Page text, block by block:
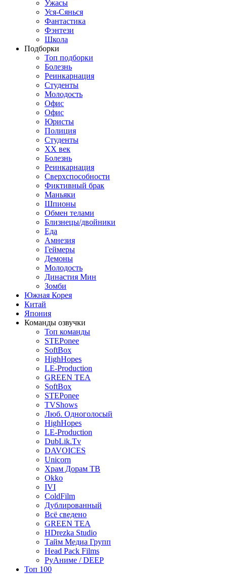
Ужасы
Уся-Сянься
Фантастика
Фэнтези
Школа
Подборки
Топ подборки
Болезнь
Реинкарнация
Студенты
Молодость
Офис
Офис
Юристы
Полиция
Студенты
ХХ век
Болезнь
Реинкарнация
Сверхспособности
Фиктивный брак
Маньяки
Шпионы
Обмен телами
Близнецы/двойники
Еда
Амнезия
Геймеры
Демоны
Молодость
Династия Мин
Зомби
Южная Корея
Китай
Япония
Команды озвучки
Топ команды
STEPonee
SoftBox
HighHopes
LE-Production
GREEN TEA
SoftBox
STEPonee
TVShows
Люб. Одноголосый
HighHopes
LE-Production
DubLik.Tv
DAVOICES
Unicorn
Храм Дорам ТВ
Okko
IVI
ColdFilm
Дублированный
Всё сведено
GREEN TEA
HDrezka Studio
Тайм Медиа Групп
Head Pack Films
РуАниме / DEEP
Топ 100